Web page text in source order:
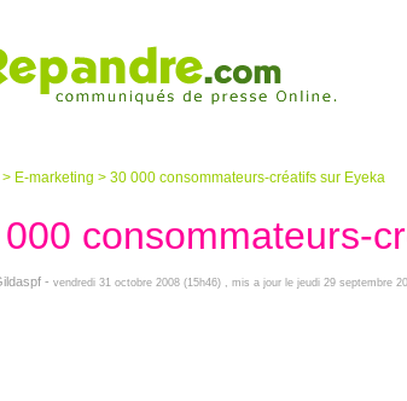
> E-marketing > 30 000 consommateurs-créatifs sur Eyeka
consommateurs-
- vendredi 31 octobre 2008 (15h46) , mis a jour le jeudi 29 septembre